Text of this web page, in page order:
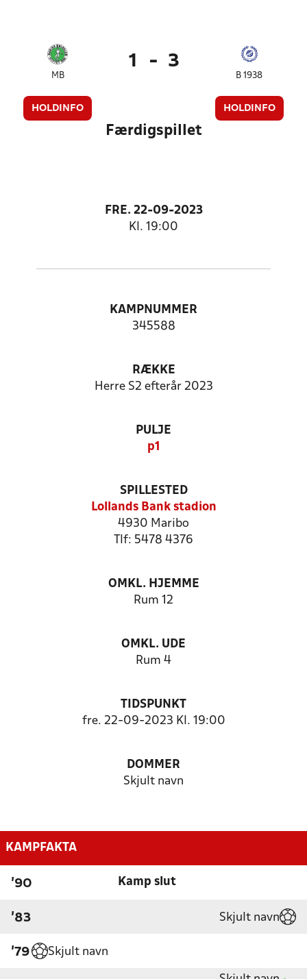
MB
HOLDINFO
1 - 3
B 1938
HOLDINFO
Færdigspillet
FRE. 22-09-2023
Kl. 19:00
KAMPNUMMER
345588
RÆKKE
Herre S2 efterår 2023
PULJE
p1
SPILLESTED
Lollands Bank stadion
4930 Maribo
Tlf: 5478 4376
OMKL. HJEMME
Rum 12
OMKL. UDE
Rum 4
TIDSPUNKT
fre. 22-09-2023 Kl. 19:00
DOMMER
Skjult navn
KAMPFAKTA
'90 Kamp slut
'83 Skjult navn
'79 Skjult navn